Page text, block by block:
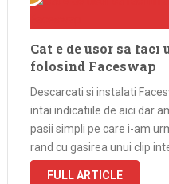
Cat e de usor sa faci
folosind Faceswap
Descarcati si instalati
intai indicatiile de aici dar
pasii simpli pe care i-am
rand cu gasirea unui clip
din Spiderman: …
FULL ARTICLE